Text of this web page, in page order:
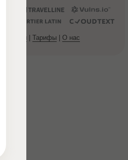
Отзывы Тарифы О нас